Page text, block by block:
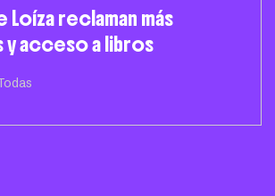
Loíza reclaman más
acceso a libros